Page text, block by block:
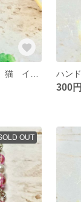
300円
OUT